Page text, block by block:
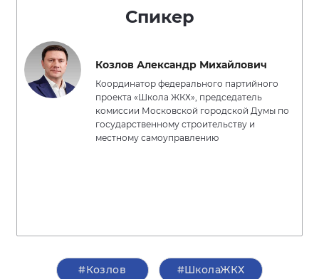
Спикер
Козлов Александр Михайлович
Координатор федерального партийного
проекта «Школа ЖКХ», председатель
комиссии Московской городской Думы по
государственному строительству и
местному самоуправлению
#Козлов #ШколаЖКХ